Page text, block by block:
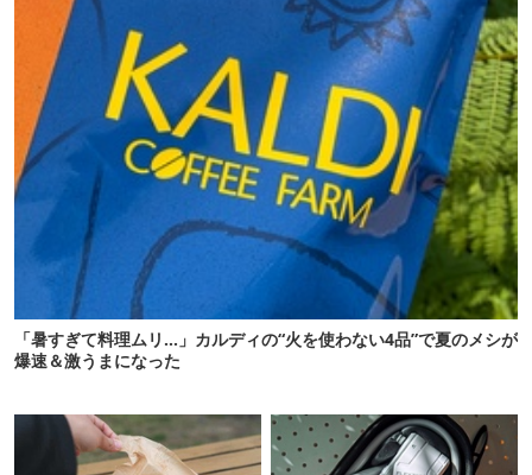
「暑すぎて料理ムリ…」カルディの“火を使わない4品”で夏のメシが
爆速＆激うまになった